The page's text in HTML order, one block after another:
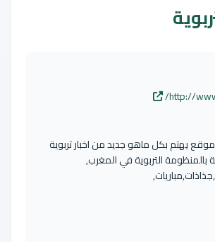
http://
موقع يهتم بكل ماهو جديد من اخبار تربوية
التربوية في المغرب,